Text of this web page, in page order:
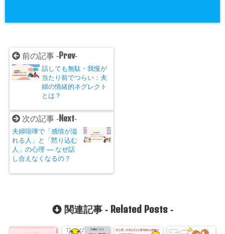
前の記事 - Prev-
話しても無駄・我慢が
当たり前でつらい：夫
婦の情緒的ネグレクト
とは？
次の記事 - Next-
夫婦喧嘩で「感情が溢
れる人」と「黙り込む
人」の心理 ― なぜ話
し合えなくなるの？
関連記事 - Related Posts-